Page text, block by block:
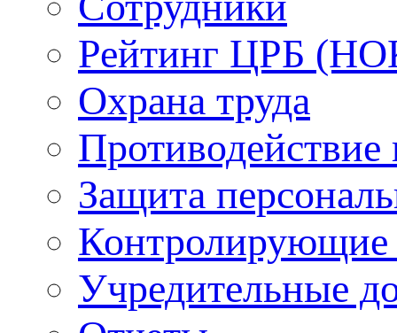
Рейтинг ЦРБ
Охрана труда
Защита
Контролирующие
Учредительные